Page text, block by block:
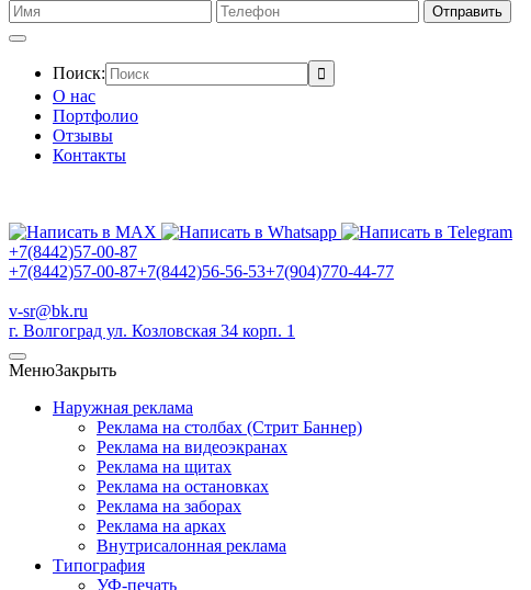
Поиск:
О нас
Портфолио
Отзывы
Контакты
+7(8442)57-00-87
+7(8442)57-00-87+7(8442)56-56-53+7(904)770-44-77
v-sr@bk.ru
г. Волгоград ул. Козловская 34 корп. 1
МенюЗакрыть
Наружная реклама
Реклама на столбах (Стрит Баннер)
Реклама на видеоэкранах
Реклама на щитах
Реклама на остановках
Реклама на заборах
Реклама на арках
Внутрисалонная реклама
Типография
УФ-печать